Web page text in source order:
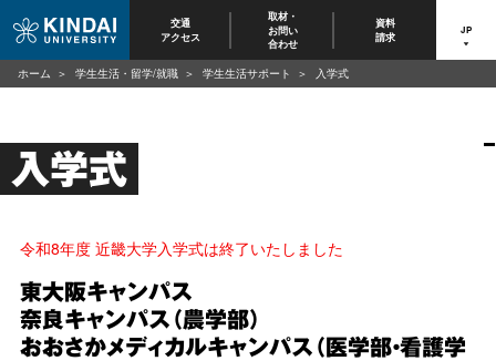
交通
アクセス
取材・
お問い
合わせ
資料
請求
JP
入学式
令和8年度 近畿大学入学式は終了いたしました
東大阪キャンパス
奈良キャンパス（農学部）
おおさかメディカルキャンパス（医学部・看護学
ホーム 学生生活・留学/就職 学生生活サポート 入学式